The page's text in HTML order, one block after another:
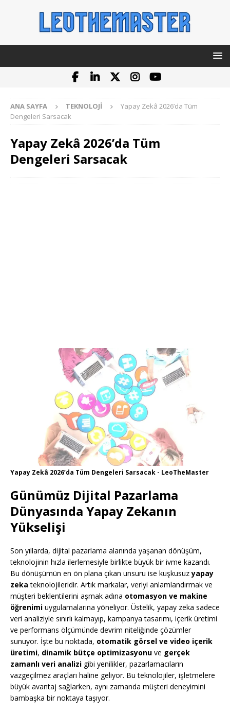
ANA SAYFA TEKNOLOJI
Yapay Zekâ 2026’da Tüm
Dengeleri Sarsacak
Yapay Zekâ 2026’da Tüm
Dengeleri Sarsacak
Yapay Zekâ 2026’da Tüm Dengeleri Sarsacak - LeoTheMaster
Günümüz Dijital Pazarlama
Dünyasında Yapay Zekanın
Yükselişi
Son yıllarda, dijital pazarlama alanında yaşanan dönüşüm,
teknolojinin hızla ilerlemesiyle birlikte büyük bir ivme kazandı.
Bu dönüşümün en ön plana çıkan unsuru ise kuşkusuzyapay
zeka teknolojileridir. Artık markalar, veriyi anlamlandırmak ve
müşteri beklentilerini aşmak adına otomasyon ve makine
öğrenimi uygulamalarına yöneliyor. Üstelik, yapay zeka sadece
veri analiziyle sınırlı kalmayıp, kampanya tasarımı, içerik üretimi
ve performans ölçümünde devrim niteliğinde çözümler
sunuyor. İşte bu noktada, otomatik görsel ve video içerik
üretimi, dinamik bütçe optimizasyonu ve gerçek
zamanlı veri analizi gibi yenilikler, pazarlamacıların
vazgeçilmez araçları haline geliyor. Bu teknolojiler, işletmelere
büyük avantaj sağlarken, aynı zamanda müşteri deneyimini
bambaşka bir noktaya taşıyor.